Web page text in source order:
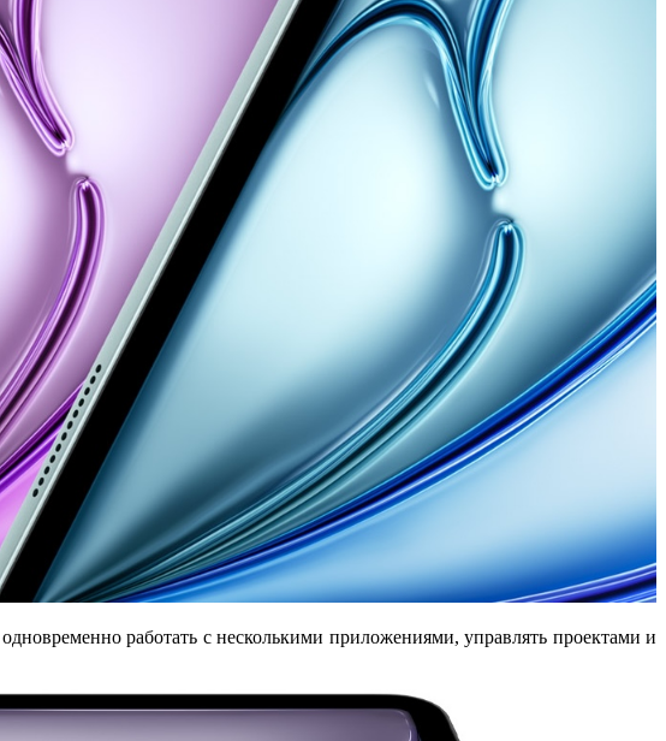
работать с несколькими приложениями, управлять проектами и